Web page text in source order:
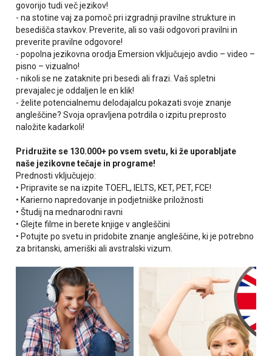
govorijo tudi več jezikov!
- na stotine vaj za pomoč pri izgradnji pravilne strukture in
besedišča stavkov. Preverite, ali so vaši odgovori pravilni in
preverite pravilne odgovore!
- popolna jezikovna orodja Emersion vključujejo avdio – video –
pisno – vizualno!
- nikoli se ne zataknite pri besedi ali frazi. Vaš spletni
prevajalec je oddaljen le en klik!
- želite potencialnemu delodajalcu pokazati svoje znanje
angleščine? Svoja opravljena potrdila o izpitu preprosto
naložite kadarkoli!
Pridružite se 130.000+ po vsem svetu, ki že uporabljate
naše jezikovne tečaje in programe!
Prednosti vključujejo:
• Pripravite se na izpite TOEFL, IELTS, KET, PET, FCE!
• Karierno napredovanje in podjetniške priložnosti
• Študij na mednarodni ravni
• Glejte filme in berete knjige v angleščini
• Potujte po svetu in pridobite znanje angleščine, ki je potrebno
za britanski, ameriški ali avstralski vizum.